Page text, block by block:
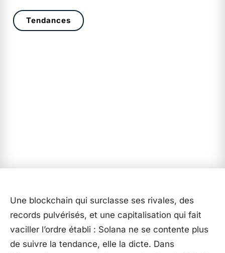
Tendances
Une blockchain qui surclasse ses rivales, des
records pulvérisés, et une capitalisation qui fait
vaciller l’ordre établi : Solana ne se contente plus
de suivre la tendance, elle la dicte. Dans